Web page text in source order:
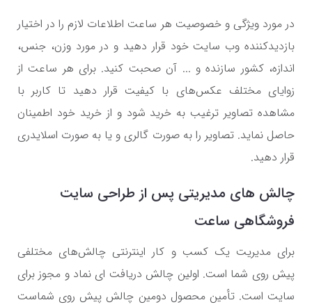
در مورد ویژگی و خصوصیت هر ساعت اطلاعات لازم را در اختیار
بازدیدکننده وب سایت خود قرار دهید و در مورد وزن، جنس،
اندازه، کشور سازنده و ... آن صحبت کنید. برای هر ساعت از
زوایای مختلف عکس‌های با کیفیت قرار دهید تا کاربر با
مشاهده تصاویر ترغیب به خرید شود و از خرید خود اطمینان
حاصل نماید. تصاویر را به صورت گالری و یا به صورت اسلایدری
قرار دهید.
چالش های مدیریتی پس از طراحی سایت
فروشگاهی ساعت
برای مدیریت یک کسب و کار اینترنتی چالش‌های مختلفی
پیش روی شما است. اولین چالش دریافت ای نماد و مجوز برای
سایت است. تأمین محصول دومین چالش پیش روی شماست